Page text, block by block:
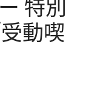
動喫